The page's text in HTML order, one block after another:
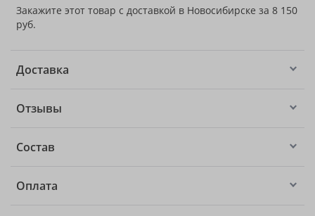
Закажите этот товар с доставкой в Новосибирске за 8 150
руб.
Доставка
Отзывы
Состав
Оплата